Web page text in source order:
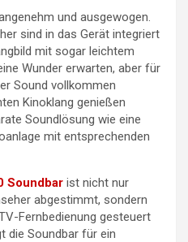
und ausgewogen.
sind in das Gerät integriert
mit sogar leichtem
Wunder erwarten, aber für
Sound vollkommen
Kinoklang genießen
Soundlösung wie eine
mit entsprechenden
Soundbar ist nicht nur
abgestimmt, sondern
Fernbedienung gesteuert
die Soundbar für ein